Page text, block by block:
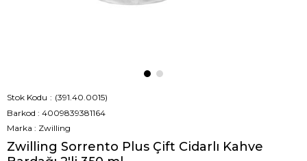
Stok Kodu
(391.40.0015)
Barkod : 4009839381164
Marka : Zwilling
Zwilling Sorrento Plus Çift Cidarlı Kahve